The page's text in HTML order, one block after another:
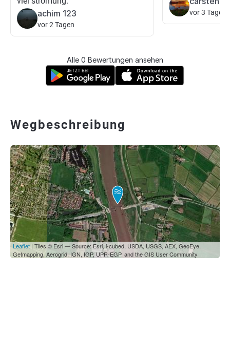
achim 123
vor 2 Tagen
vor 3 Tagen
Alle 0 Bewertungen ansehen
Wegbeschreibung
Leaflet | Tiles © Esri — Source: Esri, i-cubed, USDA, USGS, AEX, GeoEye,
Getmapping, Aerogrid, IGN, IGP, UPR-EGP, and the GIS User Community